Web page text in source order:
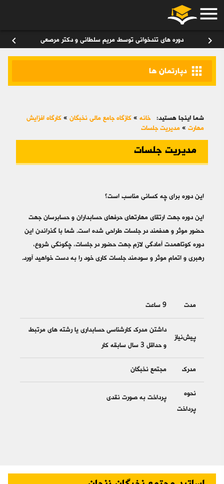
menu
chevron_right دوره های تندخوانی توسط مریم سلطانی و دکتر مرصعی chevron_left
apps دپارتمان ها
شما اینجا هستید: خانه » کازگاه جامع مالی نخبگان » کارگاه افزایش
مهارت » مدیریت جلسات
مدیریت جلسات
این دوره برای چه کسانی مناسب است؟
این دوره جهت ارتقای مهارت­‎های حرفه‎ای حسابداران و حسابرسان جهت
حضور موثر و هدفمند در جلسات طراحی شده است. شما با گذراندن این
دوره کوتاه‎مدت آمادگی لازم جهت حضور در جلسات، چگونگی شروع،
رهبری و اتمام موثر و سودمند جلسات کاری خود را به دست خواهید آورد.
مدت 9 ساعت
پیش‌نیاز
داشتن مدرک کارشناسی حسابداری یا رشته های مرتبط
و حداقل 3 سال سابقه کار
مدرک مجتمع نخبگان
نحوه
پرداخت
پرداخت به صورت نقدی